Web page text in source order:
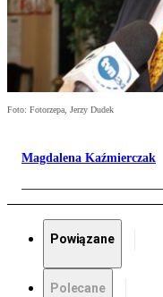
Foto: Fotorzepa, Jerzy Dudek
Magdalena Kaźmierczak
Powiązane
Polecane